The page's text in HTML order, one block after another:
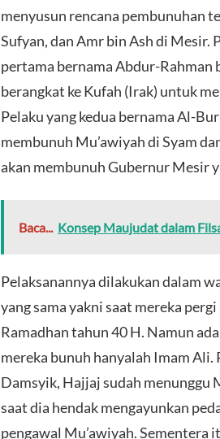
menyusun rencana pembunuhan
Sufyan, dan Amr bin Ash di Mesir.
pertama bernama Abdur-
berangkat ke Kufah (Irak) untuk
Pelaku yang kedua bernama Al-
membunuh Mu’awiyah di Syam
akan membunuh Gubernur Mesir
Baca... Konsep Maujudat dalam
Pelaksanannya dilakukan dalam
yang sama yakni saat mereka
Ramadhan tahun 40 H. Namun
mereka bunuh hanyalah Imam
Damsyik, Hajjaj sudah menunggu
saat dia hendak mengayunkan
pengawal Mu’awiyah. Sementera